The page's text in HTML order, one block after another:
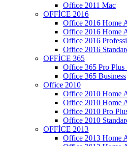
Office 2011 Mac
OFFİCE 2016
Office 2016 Home
Office 2016 Home
Office 2016
Office 2016
OFFİCE 365
Office 365 Pro Plus
Office 365 Business
Office 2010
Office 2010 Home
Office 2010 Home
Office 2010 Pro
Office 2010
OFFİCE 2013
Office 2013 Home